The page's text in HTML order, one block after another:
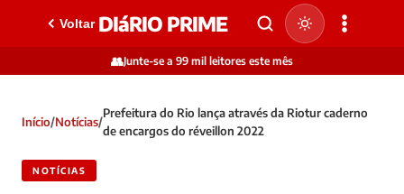
Voltar DIáRIO PRIME
👥Junte-se a 99 mil leitores este mês
Início/Notícias/
Prefeitura do Rio lança através da Riotur caderno
de encargos do réveillon 2022
NOTÍCIAS